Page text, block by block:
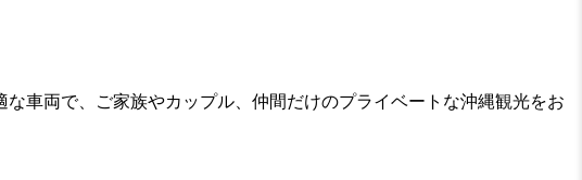
車両で、ご家族やカップル、仲間だけのプライベートな沖縄観光をお